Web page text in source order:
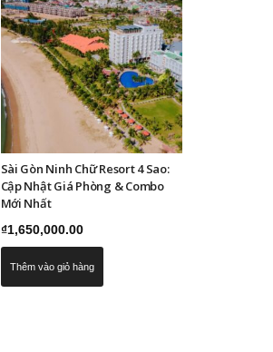
Sài Gòn Ninh Chữ Resort 4 Sao:
Cập Nhật Giá Phòng & Combo
Mới Nhất
₫1,650,000.00
Thêm vào giỏ hàng